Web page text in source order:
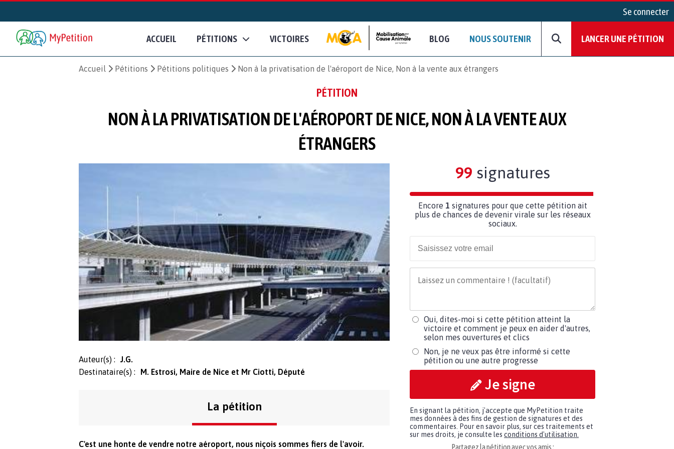
Se connecter
ACCUEIL PÉTITIONS VICTOIRES BLOG NOUS SOUTENIR LANCER UNE PÉTITION
Accueil Pétitions Pétitions politiques Non à la privatisation de l'aéroport de Nice, Non à la vente aux étrangers
PÉTITION
NON À LA PRIVATISATION DE L'AÉROPORT DE NICE, NON À LA VENTE AUX
ÉTRANGERS
Auteur(s) :
J.G.
Destinataire(s) :
M. Estrosi, Maire de Nice et Mr Ciotti, Député
La pétition
C'est une honte de vendre notre aéroport, nous niçois sommes fiers de l'avoir.
99 signatures
Encore 1 signatures pour que cette pétition ait
plus de chances de devenir virale sur les réseaux
sociaux.
Oui, dites-moi si cette pétition atteint la
victoire et comment je peux en aider d'autres,
selon mes ouvertures et clics
Non, je ne veux pas être informé si cette
pétition ou une autre progresse
Je signe
En signant la pétition, j'accepte que MyPetition traite
mes données à des fins de gestion de signatures et des
commentaires. Pour en savoir plus, sur ces traitements et
sur mes droits, je consulte les conditions d'utilisation.
Partagez la pétition avec vos amis :